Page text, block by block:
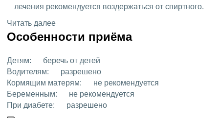
лечения рекомендуется воздержаться от спиртного.
Читать далее
Особенности приёма
Детям:
беречь от детей
Водителям:
разрешено
Кормящим матерям:
не рекомендуется
Беременным:
не рекомендуется
При диабете:
разрешено